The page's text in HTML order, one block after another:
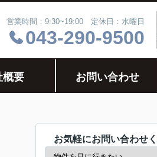
営業時間：9:30~19:00 定休日：水曜日
043-290-9500
概要 お問い合わせ
お気軽にお問い合わせ